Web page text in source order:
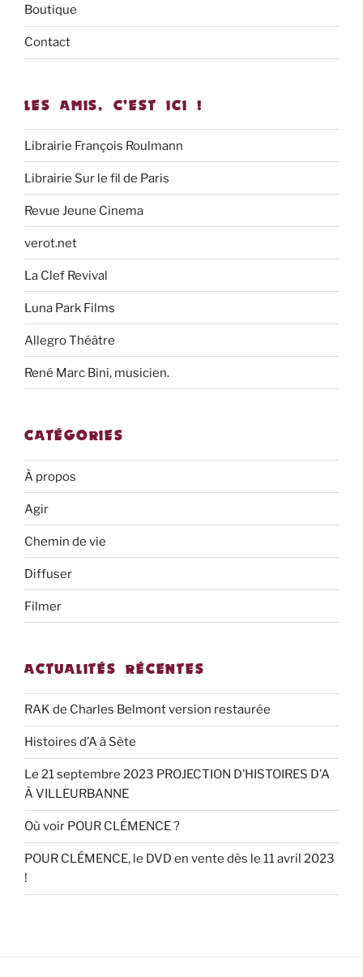
Boutique
Contact
LES AMIS, C’EST ICI !
Librairie François Roulmann
Librairie Sur le fil de Paris
Revue Jeune Cinema
verot.net
La Clef Revival
Luna Park Films
Allegro Théâtre
René Marc Bini, musicien.
CATÉGORIES
À propos
Agir
Chemin de vie
Diffuser
Filmer
ACTUALITÉS RÉCENTES
RAK de Charles Belmont version restaurée
Histoires d’A à Sète
Le 21 septembre 2023 PROJECTION D’HISTOIRES D’A
À VILLEURBANNE
Où voir POUR CLÉMENCE ?
POUR CLÉMENCE, le DVD en vente dès le 11 avril 2023
!